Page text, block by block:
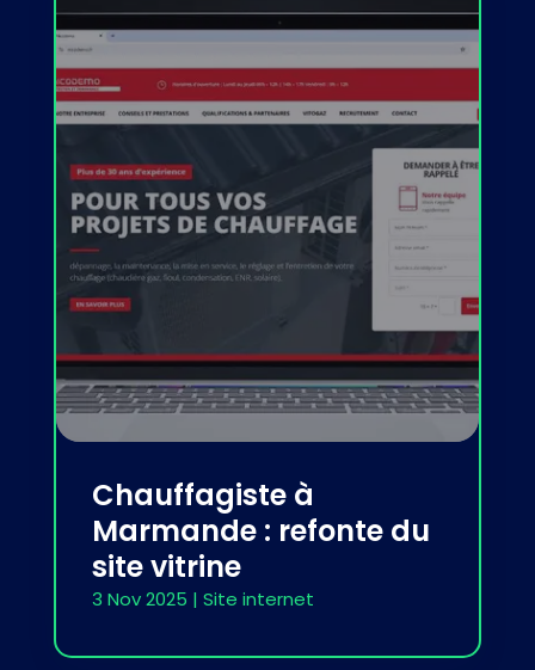
Chauffagiste à
Marmande : refonte du
site vitrine
3 Nov 2025 | Site internet